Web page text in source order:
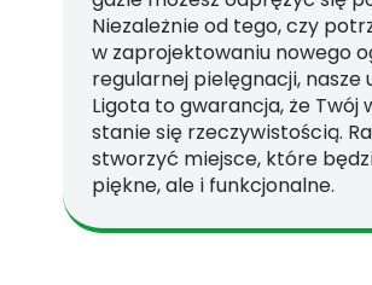
Niezależnie od tego, czy
w zaprojektowaniu nowego
regularnej pielęgnacji, nasze
Ligota to gwarancja, że Twój
stanie się rzeczywistością.
stworzyć miejsce, które
piękne, ale i funkcjonalne.